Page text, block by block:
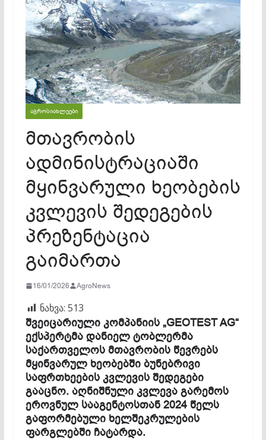
ᲐᲒᲠᲝᲡᲘᲐᲮᲚᲔᲔᲑᲘ
მთავრობის
ადმინისტრაციაში
მყინვარული ხეობების
კვლევის შედეგების
პრეზენტაცია
გაიმართა
16/01/2026 AgroNews
ნახვა: 513
შვეიცარიული კომპანიის „GEOTEST AG“
ექსპერტმა დანიელ ტობლერმა
საქართველოს მთავრობის წევრებს
მყინვარულ ხეობებში ბუნებრივი
საფრთხეების კვლევის შედეგები
გააცნო. აღნიშნული კვლევა გარემოს
ეროვნულ სააგენტოსთან 2024 წელს
გაფორმებული ხელშეკრულების
ფარგლებში ჩატარდა.